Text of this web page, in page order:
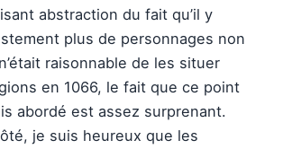
abstraction du fait qu’il y
plus de personnages non
raisonnable de les situer
en 1066, le fait que ce point
abordé est assez surprenant.
je suis heureux que les